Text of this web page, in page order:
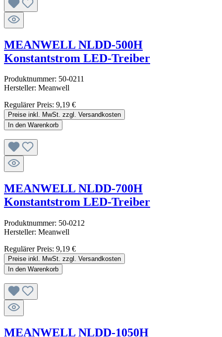
MEANWELL NLDD-500H
Konstantstrom LED-Treiber
Produktnummer: 50-0211
Hersteller: Meanwell
Regulärer Preis: 9,19 €
Preise inkl. MwSt. zzgl. Versandkosten
In den Warenkorb
MEANWELL NLDD-700H
Konstantstrom LED-Treiber
Produktnummer: 50-0212
Hersteller: Meanwell
Regulärer Preis: 9,19 €
Preise inkl. MwSt. zzgl. Versandkosten
In den Warenkorb
MEANWELL NLDD-1050H